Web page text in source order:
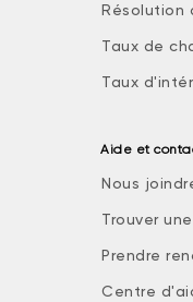
Résolution
Taux de
Taux
Aide et
Nous
Trouver
Prendre
Centre